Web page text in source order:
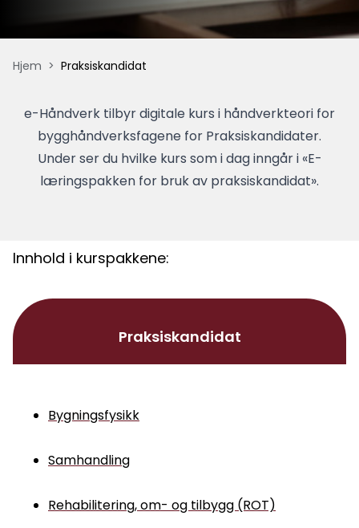
Hjem > Praksiskandidat
e-Håndverk tilbyr digitale kurs i håndverkteori for
bygghåndverksfagene for Praksiskandidater.
Under ser du hvilke kurs som i dag inngår i «E-
læringspakken for bruk av praksiskandidat».
Innhold i kurspakkene:
Praksiskandidat
Bygningsfysikk
Samhandling
Rehabilitering, om- og tilbygg (ROT)